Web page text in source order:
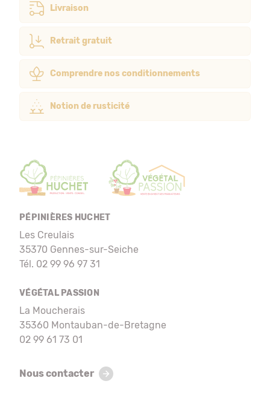
Livraison
Retrait gratuit
Comprendre nos conditionnements
Notion de rusticité
PÉPINIÈRES HUCHET
Les Creulais
35370 Gennes-sur-Seiche
Tél. 02 99 96 97 31
VÉGÉTAL PASSION
La Moucherais
35360 Montauban-de-Bretagne
02 99 61 73 01
Nous contacter